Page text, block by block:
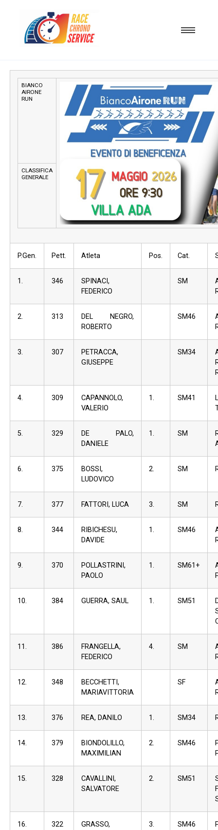
BIANCO
AIRONE
RUN
CLASSIFICA
GENERALE
P.Gen. Pett. Atleta Pos. Cat.
1. 346
SPINACI,
FEDERICO
SM
2. 313
DEL NEGRO,
ROBERTO
SM46
3. 307
PETRACCA,
GIUSEPPE
SM34
4. 309
CAPANNOLO,
VALERIO
1. SM41
5. 329
DE PALO,
DANIELE
1. SM
6. 375
BOSSI,
LUDOVICO
2. SM
7. 377 FATTORI, LUCA 3. SM
8. 344
RIBICHESU,
DAVIDE
1. SM46
9. 370
POLLASTRINI,
PAOLO
1. SM61+
10. 384 GUERRA, SAUL 1. SM51
11. 386
FRANGELLA,
FEDERICO
4. SM
12. 348
BECCHETTI,
MARIAVITTORIA
SF
13. 376 REA, DANILO 1. SM34
14. 379
BIONDOLILLO,
MAXIMILIAN
2. SM46
15. 328
CAVALLINI,
SALVATORE
2. SM51
16. 322
GRASSO,
3. SM46